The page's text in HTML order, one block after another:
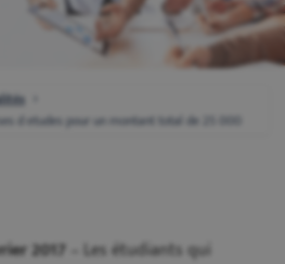
d etudes pour un montant total de 25 000
2017 – Les étudiants qui